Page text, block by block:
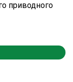
приводного